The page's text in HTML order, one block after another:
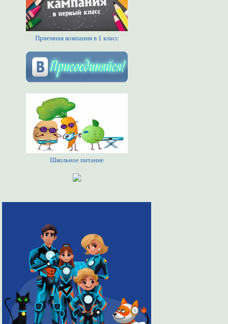
Приемная компания в 1 класс
Школьное питание